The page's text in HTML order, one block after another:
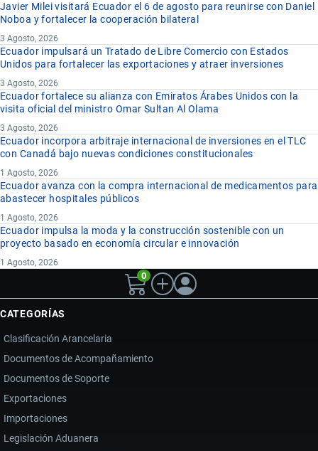
Javier Milei visitará Ecuador el 6 de agosto para reunirse con Daniel
Noboa y fortalecer la cooperación bilateral
3 Agosto, 2026
Ecuador impulsará un Tratado de Libre Comercio con Estados
Unidos para fortalecer las exportaciones y atraer inversiones
3 Agosto, 2026
Ecuador fortalece su alianza con Emiratos Árabes Unidos con la
visita oficial del ministro Omar Sultan Al Olama
3 Agosto, 2026
Ecuador incorpora arbitraje internacional de inversiones en el TLC
con Canadá bajo nuevas condiciones constitucionales
1 Agosto, 2026
Ecuador avanza con la compra internacional de medicamentos para
abastecer hospitales públicos
1 Agosto, 2026
Ecuador impulsa la moda y la construcción sostenible con un
proyecto basado en economía circular e innovación
1 Agosto, 2026
0
CATEGORÍAS
Clasificación Arancelaria
Documentos de Acompañamiento
Documentos de Soporte
Exportaciones
Importaciones
Legislación Aduanera